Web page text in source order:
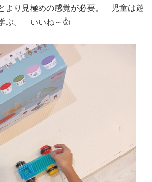
より見極めの感覚が必要。 児童は遊
ぶ。 いいね～👍